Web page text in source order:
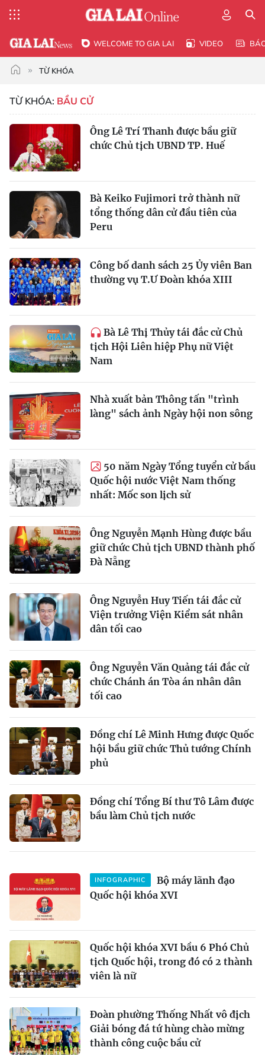
WELCOME TO GIA LAI VIDEO
TỪ KHÓA
TỪ KHÓA: BẦU CỬ
Ông Lê Trí Thanh được bầu giữ
chức Chủ tịch UBND TP. Huế
Bà Keiko Fujimori trở thành nữ
tổng thống dân cử đầu tiên của
Peru
Công bố danh sách 25 Ủy viên Ban
thường vụ T.Ư Đoàn khóa XIII
Bà Lê Thị Thủy tái đắc cử Chủ
tịch Hội Liên hiệp Phụ nữ Việt
Nam
Nhà xuất bản Thông tấn "trình
làng" sách ảnh Ngày hội non sông
50 năm Ngày Tổng tuyển cử bầu
Quốc hội nước Việt Nam thống
nhất: Mốc son lịch sử
Ông Nguyễn Mạnh Hùng được bầu
giữ chức Chủ tịch UBND thành phố
Đà Nẵng
Ông Nguyễn Huy Tiến tái đắc cử
Viện trưởng Viện Kiểm sát nhân
dân tối cao
Ông Nguyễn Văn Quảng tái đắc cử
chức Chánh án Tòa án nhân dân
tối cao
Đồng chí Lê Minh Hưng được Quốc
hội bầu giữ chức Thủ tướng Chính
phủ
Đồng chí Tổng Bí thư Tô Lâm được
bầu làm Chủ tịch nước
INFOGRAPHIC
Bộ máy lãnh đạo
Quốc hội khóa XVI
Quốc hội khóa XVI bầu 6 Phó Chủ
tịch Quốc hội, trong đó có 2 thành
viên là nữ
Đoàn phường Thống Nhất vô địch
Giải bóng đá tứ hùng chào mừng
thành công cuộc bầu cử